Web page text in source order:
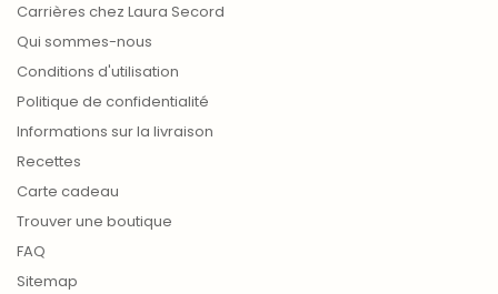
Carrières chez Laura Secord
Qui sommes-nous
Conditions d'utilisation
Politique de confidentialité
Informations sur la livraison
Recettes
Carte cadeau
Trouver une boutique
FAQ
Sitemap